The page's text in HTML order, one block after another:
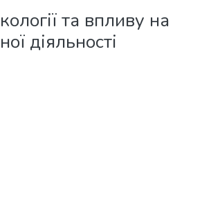
та впливу на
діяльності